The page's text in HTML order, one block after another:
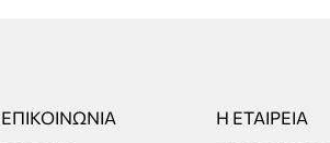
ΕΠΙΚΟΙΝΩΝΊΑ
Η ΕΤΑΙΡΕΊΑ